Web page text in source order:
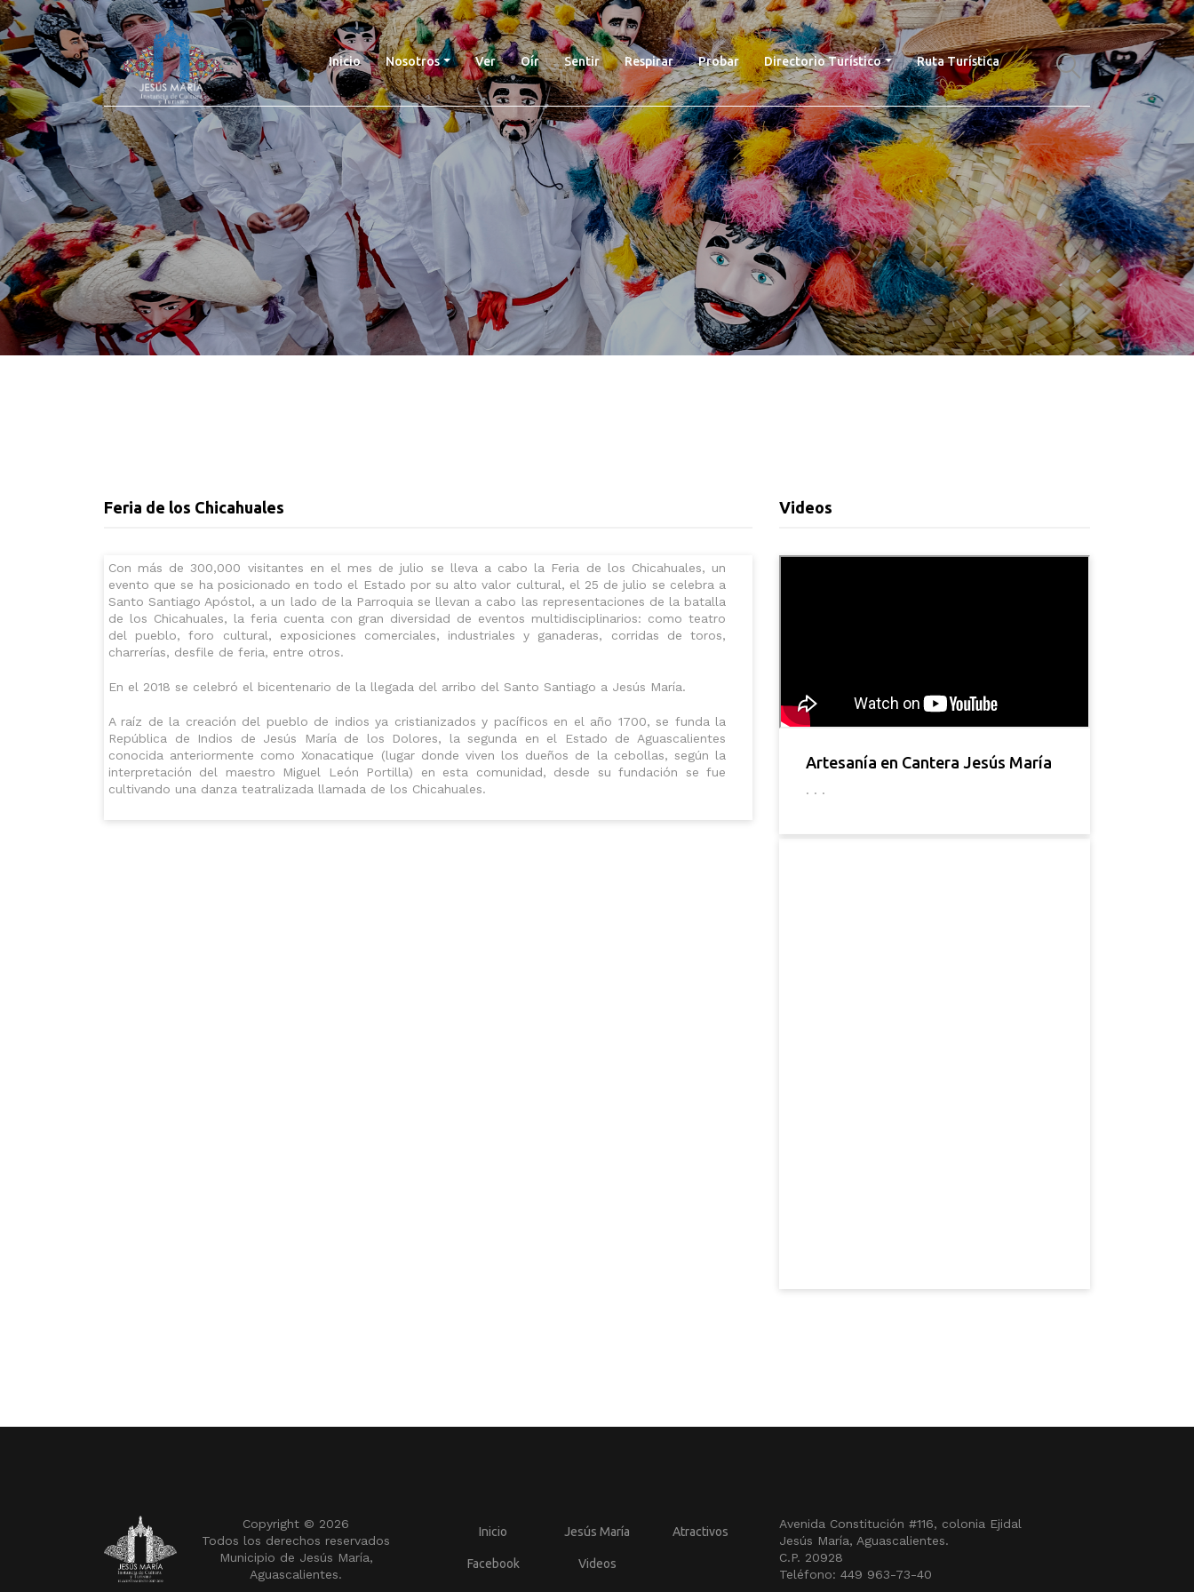
Inicio(current)Nosotros Ver Oír Sentir Respirar Probar Directorio Turístico Ruta Turística
Feria de los Chicahuales
Con más de 300,000 visitantes en el mes de julio se lleva a cabo la Feria de los Chicahuales, un
evento que se ha posicionado en todo el Estado por su alto valor cultural, el 25 de julio se celebra a
Santo Santiago Apóstol, a un lado de la Parroquia se llevan a cabo las representaciones de la batalla
de los Chicahuales, la feria cuenta con gran diversidad de eventos multidisciplinarios: como teatro
del pueblo, foro cultural, exposiciones comerciales, industriales y ganaderas, corridas de toros,
charrerías, desfile de feria, entre otros.
En el 2018 se celebró el bicentenario de la llegada del arribo del Santo Santiago a Jesús María.
A raíz de la creación del pueblo de indios ya cristianizados y pacíficos en el año 1700, se funda la
República de Indios de Jesús María de los Dolores, la segunda en el Estado de Aguascalientes
conocida anteriormente como Xonacatique (lugar donde viven los dueños de la cebollas, según la
interpretación del maestro Miguel León Portilla) en esta comunidad, desde su fundación se fue
cultivando una danza teatralizada llamada de los Chicahuales.
Videos
Artesanía en Cantera Jesús María
. . .
Copyright © 2026
Todos los derechos reservados
Municipio de Jesús María,
Aguascalientes.
Inicio Jesús María Atractivos
Facebook Videos
Avenida Constitución #116, colonia Ejidal
Jesús María, Aguascalientes.
C.P. 20928
Teléfono: 449 963-73-40